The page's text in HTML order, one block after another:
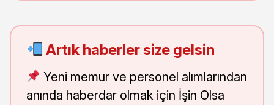
Artık haberler size gelsin
Yeni memur ve personel alımlarından
anında haberdar olmak için İşin Olsa